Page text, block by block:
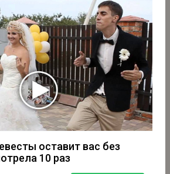
оставит вас без
10 раз